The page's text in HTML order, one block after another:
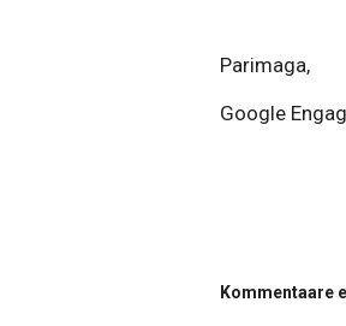
Parimaga,
Google
Kommentaare